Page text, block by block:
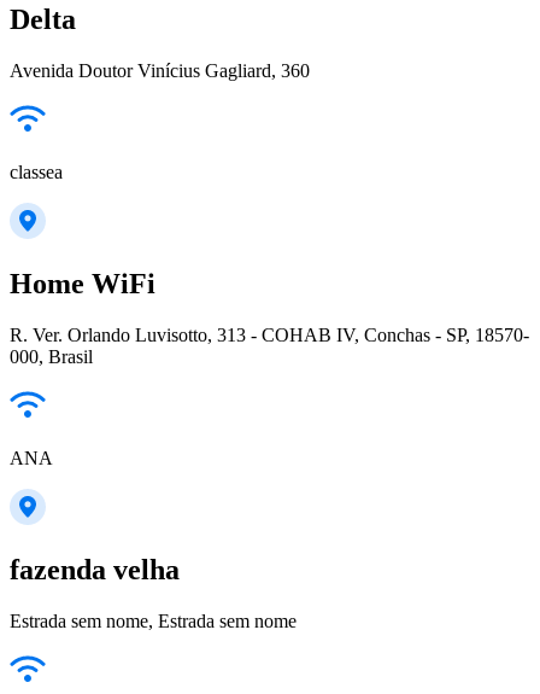
Delta
Avenida Doutor Vinícius Gagliard, 360
classea
Home WiFi
R. Ver. Orlando Luvisotto, 313 - COHAB IV, Conchas - SP, 18570-
000, Brasil
ANA
fazenda velha
Estrada sem nome, Estrada sem nome